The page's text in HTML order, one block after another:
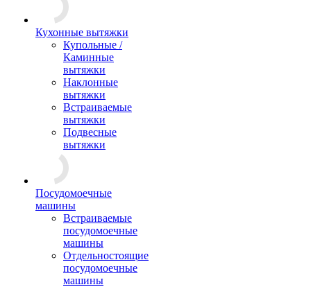
Кухонные вытяжки
Купольные /
Каминные
вытяжки
Наклонные
вытяжки
Встраиваемые
вытяжки
Подвесные
вытяжки
Посудомоечные
машины
Встраиваемые
посудомоечные
машины
Отдельностоящие
посудомоечные
машины